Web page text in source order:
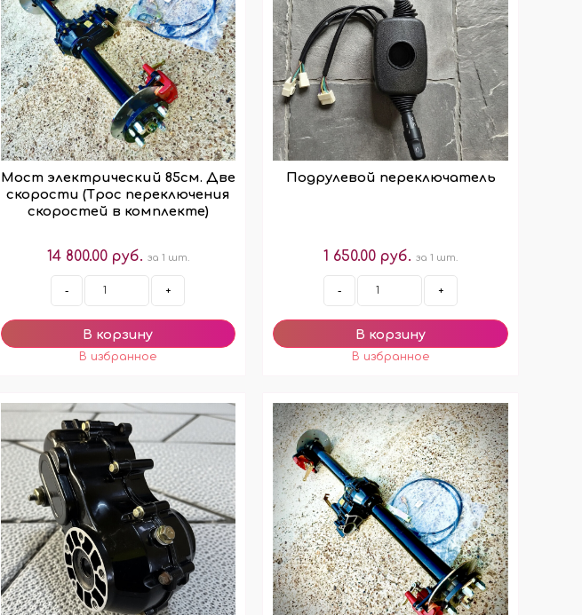
ДРУГИЕ АРОМАТИЗАТОРЫ
УНИВЕРСАЛЬНЫЕ АРОМА
НА ДЕФЛЕКТОР АВТО
ДОП. ТОВАРЫ
ДЛЯ ДЕГУСТАЦИИ АРОМАТОВ
КОРОБКИ/ УПАКОВКА
СТОЙКИ/ ПОДСТАВКИ
НАКЛЕЙКИ НА ФЛАКОНЫ
ПОДВЕСКИ (РАСПРОДАЖА!)
АКЦИИ/ РАСПРОДАЖИ
АРОМАТЫ ПО АКЦИИ
РАСПРОДАЖА
Мост электрический 85см. Две
скорости (Трос переключения
скоростей в комплекте)
14 800.00 руб. за 1 шт.
- +
Подрулевой переключатель
1 650.00 руб. за 1 шт.
- +